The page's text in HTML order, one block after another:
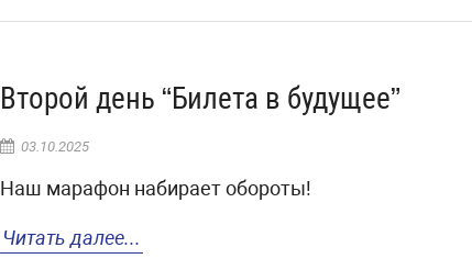
Второй день “Билета в будущее”
03.10.2025
Наш марафон набирает обороты!
Читать далее...